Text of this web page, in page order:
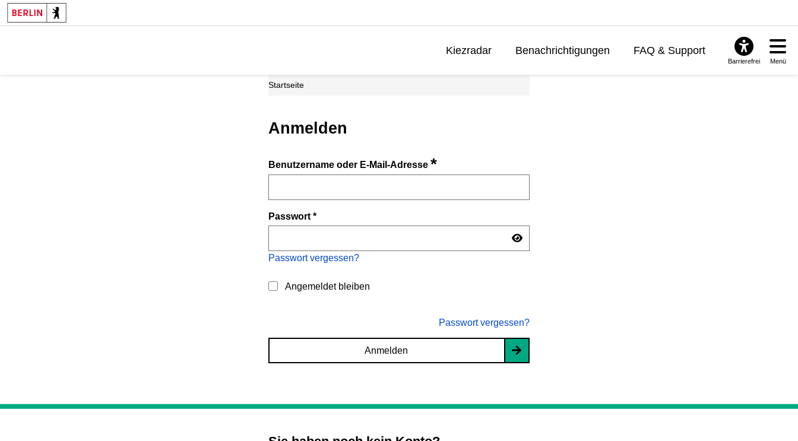
Kiezradar Benachrichtigungen FAQ & Support
Barrierefrei Menü
Startseite
Anmelden
Benutzername oder E-Mail-Adresse*
Passwort*
Passwort vergessen?
Angemeldet bleiben
Passwort vergessen?
Anmelden